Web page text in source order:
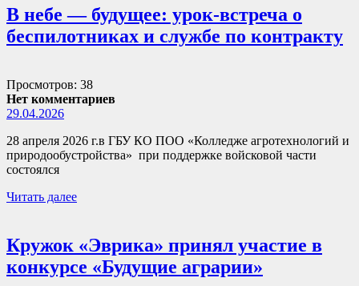
В небе — будущее: урок-встреча о
беспилотниках и службе по контракту
Просмотров: 38
Нет комментариев
29.04.2026
28 апреля 2026 г.в ГБУ КО ПОО «Колледже агротехнологий и
природообустройства» при поддержке войсковой части
состоялся
Читать далее
Кружок «Эврика» принял участие в
конкурсе «Будущие аграрии»